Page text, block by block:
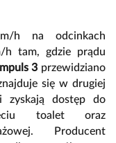
h na odcinkach
h tam, gdzie prądu
Impuls 3 przewidziano
się w drugiej
zyskają dostęp do
toalet oraz
Producent